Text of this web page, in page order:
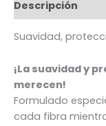
Descripción
Suavidad,
¡La suavidad y
merecen!
Formulado
cada fibra